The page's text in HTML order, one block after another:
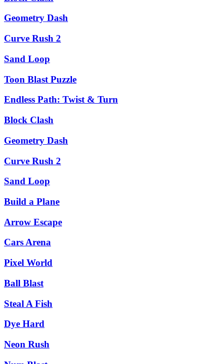
Geometry Dash
Curve Rush 2
Sand Loop
Toon Blast Puzzle
Endless Path: Twist & Turn
Block Clash
Geometry Dash
Curve Rush 2
Sand Loop
Build a Plane
Arrow Escape
Cars Arena
Pixel World
Ball Blast
Steal A Fish
Dye Hard
Neon Rush